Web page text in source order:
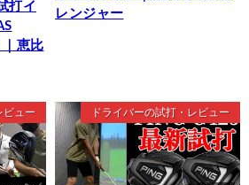
打イ
｜恵比
レンジャー
ビュー ドライバーの試打・レビュー